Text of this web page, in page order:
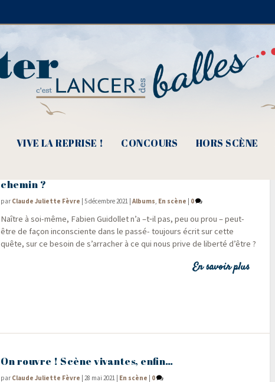
VIVE LA REPRISE ! CONCOURS HORS SCÈNE
chemin ?
par Claude Juliette Fèvre |5 décembre 2021 |Albums, En scène 0
Naître à soi-même, Fabien Gui­dol­let n’a –t‑il pas, peu ou prou – peut-
être de façon incons­ciente dans le pas­sé- tou­jours écrit sur cette
quête, sur ce besoin de s’arracher à ce qui nous prive de liber­té d’être ?
En savoir plus
On rouvre ! Scène vivantes, enfin…
par Claude Juliette Fèvre |28 mai 2021 En scène 0